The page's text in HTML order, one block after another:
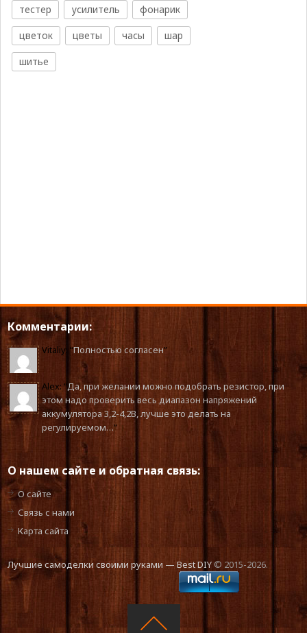
тестер
усилитель
фонарик
цветок
цветы часы
шар
шитье
Комментарии:
Vitaliy : “Полностью согласен”
Alex: “Да, при желании можно подобрать резистор, при
этом надо проверить весь диапазон напряжений
аккумулятора 3,2-4,2В, лучше это делать на
регулируемом…”
О нашем сайте и обратная связь:
О сайте
Связь с нами
Карта сайта
Лучшие самоделки своими руками — Best DIY© 2015-2026.